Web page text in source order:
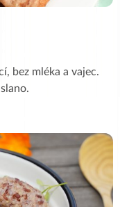
bez mléka a vajec.